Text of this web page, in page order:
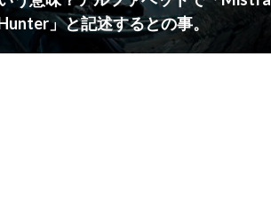
」と記述するとの事。